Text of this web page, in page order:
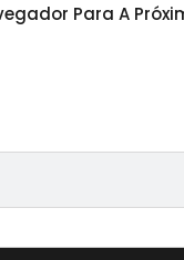
Para A